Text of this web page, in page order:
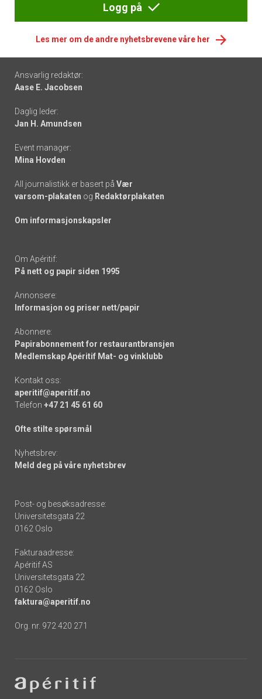
Logg på
Les mer om de andre nyhetsbrevene våre her
Footer
-
links
Ansvarlig redaktør:
Aase E. Jacobsen
Daglig leder:
Jan H. Amundsen
Event manager:
Mina Hovden
All journalistikk er basert på Vær
varsom-plakaten og Redaktørplakaten
Om informasjonskapsler
Om Apéritif:
På nett og papir siden 1995
Annonsere:
Informasjon og priser nett/papir
Abonnere:
Papirabonnement for restaurantbransjen
Medlemskap Apéritif Mat- og vinklubb
Kontakt oss:
aperitif@aperitif.no
Telefon +47 21 45 61 60
Ofte stilte spørsmål
Nyhetsbrev:
Meld deg på våre nyhetsbrev
Post- og besøksadresse:
Universitetsgata 22
0162 Oslo
Fakturaadresse:
Apéritif AS
Universitetsgata 22
0162 Oslo
faktura@aperitif.no
Org. nr. 972 420 271